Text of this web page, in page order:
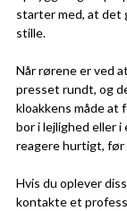
starter med, at det
stille.
Når rørene er ved
presset rundt, og
kloakkens måde at
bor i lejlighed eller
reagere hurtigt, før
Hvis du oplever
kontakte et